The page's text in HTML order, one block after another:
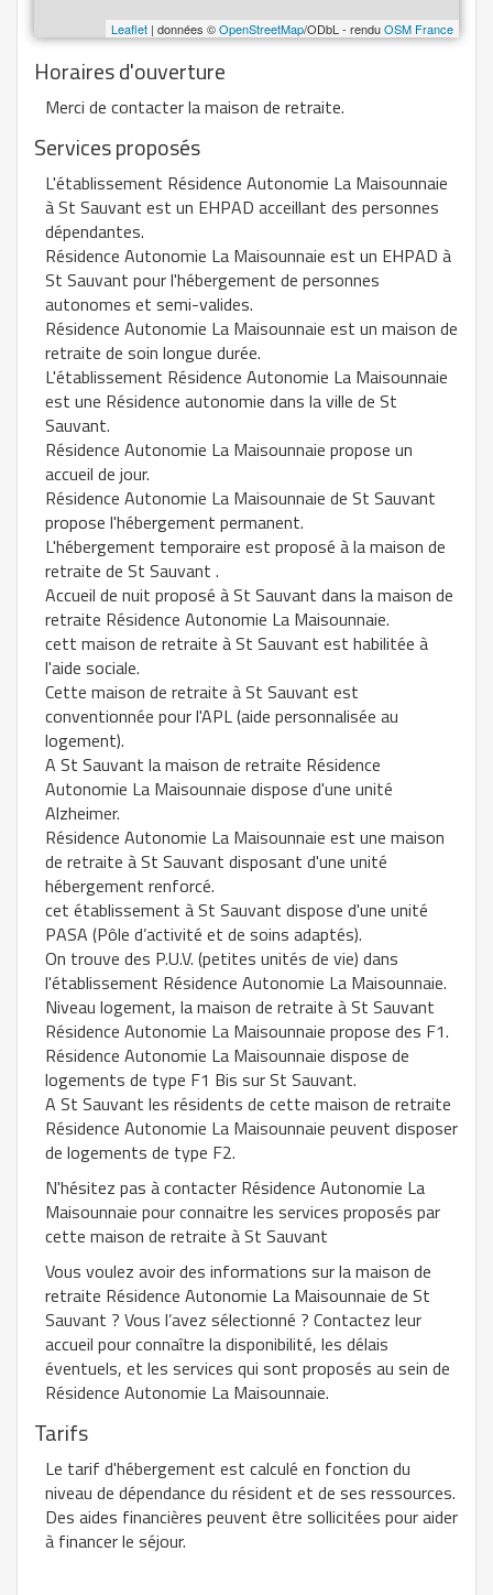
Leaflet | données ©OpenStreetMap/ODbL - renduOSM France
Horaires d'ouverture
Merci de contacter la maison de retraite.
Services proposés
L'établissement Résidence Autonomie La Maisounnaie
à St Sauvant est un EHPAD acceillant des personnes
dépendantes.
Résidence Autonomie La Maisounnaie est un EHPAD à
St Sauvant pour l'hébergement de personnes
autonomes et semi-valides.
Résidence Autonomie La Maisounnaie est un maison de
retraite de soin longue durée.
L'établissement Résidence Autonomie La Maisounnaie
est une Résidence autonomie dans la ville de St
Sauvant.
Résidence Autonomie La Maisounnaie propose un
accueil de jour.
Résidence Autonomie La Maisounnaie de St Sauvant
propose l'hébergement permanent.
L'hébergement temporaire est proposé à la maison de
retraite de St Sauvant .
Accueil de nuit proposé à St Sauvant dans la maison de
retraite Résidence Autonomie La Maisounnaie.
cett maison de retraite à St Sauvant est habilitée à
l'aide sociale.
Cette maison de retraite à St Sauvant est
conventionnée pour l'APL (aide personnalisée au
logement).
A St Sauvant la maison de retraite Résidence
Autonomie La Maisounnaie dispose d'une unité
Alzheimer.
Résidence Autonomie La Maisounnaie est une maison
de retraite à St Sauvant disposant d'une unité
hébergement renforcé.
cet établissement à St Sauvant dispose d'une unité
PASA (Pôle d’activité et de soins adaptés).
On trouve des P.U.V. (petites unités de vie) dans
l'établissement Résidence Autonomie La Maisounnaie.
Niveau logement, la maison de retraite à St Sauvant
Résidence Autonomie La Maisounnaie propose des F1.
Résidence Autonomie La Maisounnaie dispose de
logements de type F1 Bis sur St Sauvant.
A St Sauvant les résidents de cette maison de retraite
Résidence Autonomie La Maisounnaie peuvent disposer
de logements de type F2.
N'hésitez pas à contacter Résidence Autonomie La
Maisounnaie pour connaitre les services proposés par
cette maison de retraite à St Sauvant
Vous voulez avoir des informations sur la maison de
retraite Résidence Autonomie La Maisounnaie de St
Sauvant ? Vous l’avez sélectionné ? Contactez leur
accueil pour connaître la disponibilité, les délais
éventuels, et les services qui sont proposés au sein de
Résidence Autonomie La Maisounnaie.
Tarifs
Le tarif d'hébergement est calculé en fonction du
niveau de dépendance du résident et de ses ressources.
Des aides financières peuvent être sollicitées pour aider
à financer le séjour.